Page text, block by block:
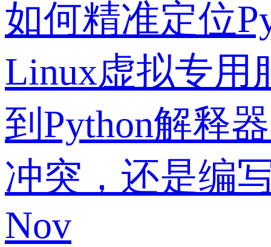
如何精准定位
Linux虚拟专用
到Python解释
冲突，还是编
Nov